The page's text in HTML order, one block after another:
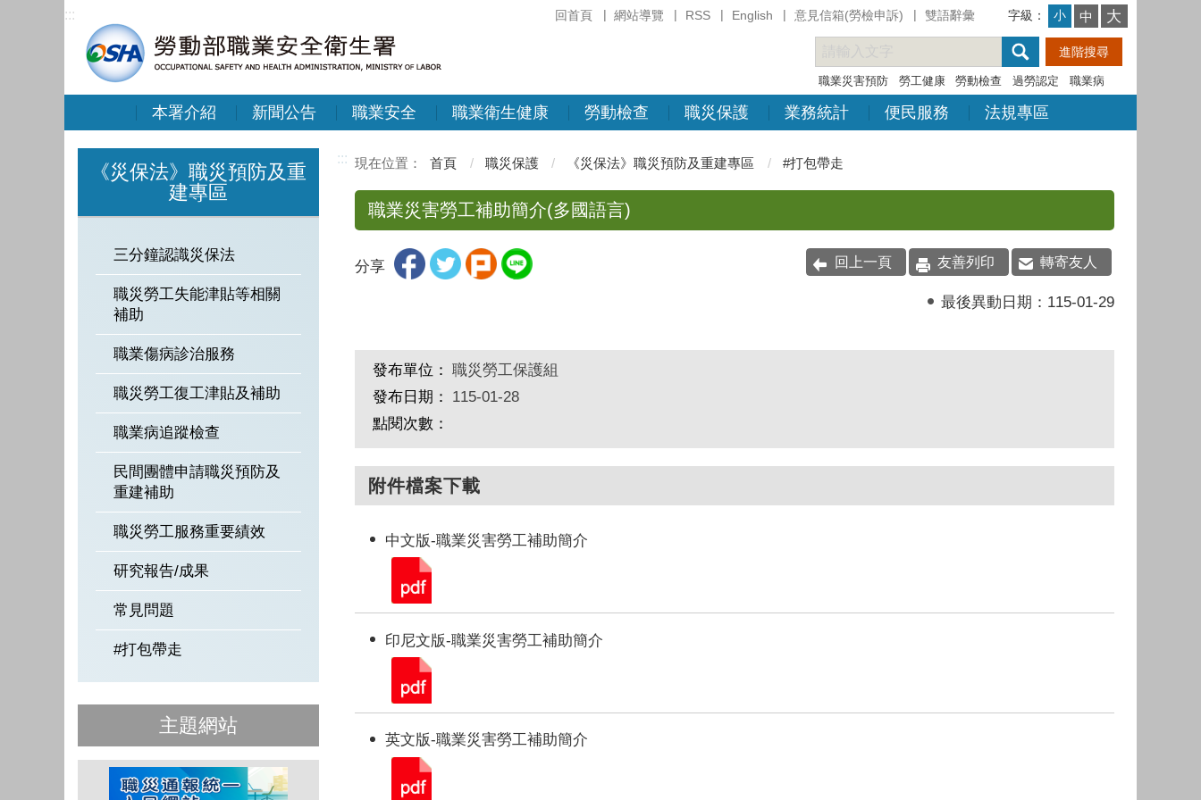
回首頁 網站導覽 RSS English 意見信箱(勞檢申訴) 雙語辭彙
::: 字級： 小 中 大
職業災害預防 勞工健康 勞動檢查 過勞認定 職業病
本署介紹 新聞公告 職業安全 職業衛生健康 勞動檢查 職災保護 業務統計 便民服務 法規專區
《災保法》職災預防及重
建專區
三分鐘認識災保法
職災勞工失能津貼等相關
補助
職業傷病診治服務
職災勞工復工津貼及補助
職業病追蹤檢查
民間團體申請職災預防及
重建補助
職災勞工服務重要績效
研究報告/成果
常見問題
#打包帶走
主題網站
::: 首頁 職災保護 《災保法》職災預防及重建專區 #打包帶走
職業災害勞工補助簡介(多國語言)
分享 回上一頁 友善列印 轉寄友人
最後異動日期： 115-01-29
發布單位： 職災勞工保護組
發布日期：
115-01-28
點閱次數：
附件檔案下載
中文版-職業災害勞工補助簡介
印尼文版-職業災害勞工補助簡介
英文版-職業災害勞工補助簡介